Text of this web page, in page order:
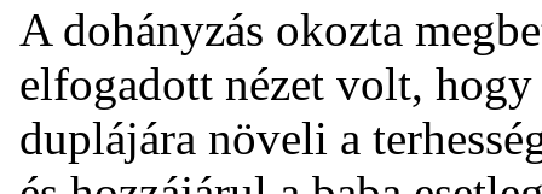
A dohányzás okozta
elfogadott nézet volt,
duplájára növeli a